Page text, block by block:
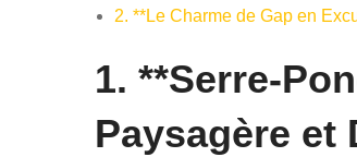
2. **Le Charme de Gap en
1. **Serre-
Paysagère et